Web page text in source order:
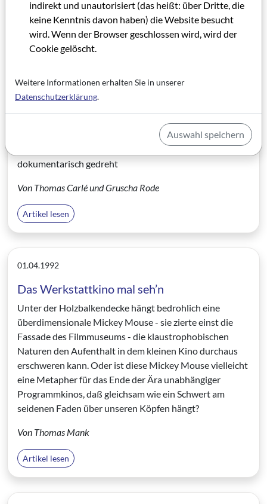
neuen Film. Die beiden betreten Neuland: Kein
Dokumentarfilm, sondern eine Kombination von Spiel
und Dokumentation. Aus einer Mischung von
synthetischen und dokumentarischen Teilen besteht der
wurden bereits erste Interviews mit Sachverständigen
gedreht und dann im Winter die endgültige
finden vom 21. April bis zum 20. Mai statt. Hier nun als
Kostprobe ein kleiner Ausschnitt aus dem Drehbuch: die
Szenen 75 und 76 sind inszeniert, 77 dagegen klassisch
dokumentarisch gedreht
Von Thomas Carlé und Gruscha Rode
Artikel lesen
01.04.1992
Das Werkstattkino mal seh’n
Unter der Holzbalkendecke hängt bedrohlich eine
überdimensionale Mickey Mouse - sie zierte einst die
Fassade des Filmmuseums - die klaustrophobischen
Naturen den Aufenthalt in dem kleinen Kino durchaus
erschweren kann. Oder ist diese Mickey Mouse vielleicht
eine Metapher für das Ende der Ära unabhängiger
Programmkinos, daß gleichsam wie ein Schwert am
seidenen Faden über unseren Köpfen hängt?
Von Thomas Mank
Artikel lesen
indirekt und unautorisiert (das heißt: über Dritte, die
keine Kenntnis davon haben) die Website besucht
wird. Wenn der Browser geschlossen wird, wird der
Cookie gelöscht.
Weitere Informationen erhalten Sie in unserer
Datenschutzerklärung.
Auswahl speichern